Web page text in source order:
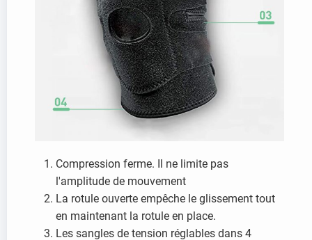
Compression ferme. Il ne limite pas
l'amplitude de mouvement
La rotule ouverte empêche le glissement tout
en maintenant la rotule en place.
Les sangles de tension réglables dans 4